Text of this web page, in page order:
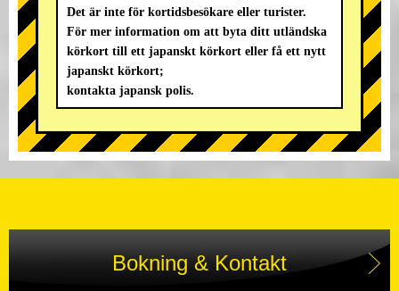
Det är inte för kortidsbesökare eller turister.
För mer information om att byta ditt utländska
körkort till ett japanskt körkort eller få ett nytt
japanskt körkort;
kontakta japansk polis.
Bokning & Kontakt